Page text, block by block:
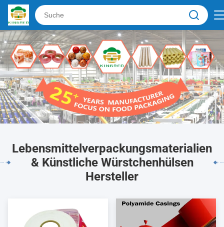
Lebensmittelverpackungsmaterialien
& Künstliche Würstchenhülsen
Hersteller